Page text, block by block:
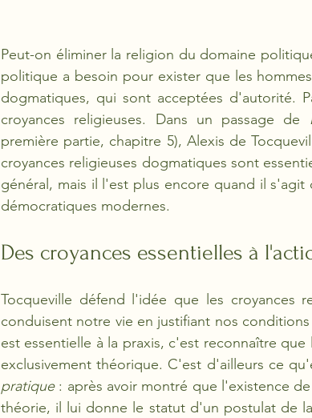
Peut-on éliminer la religion du domaine
politique a besoin pour exister que les
dogmatiques, qui sont acceptées d'autorité.
croyances religieuses. Dans un passage de
première partie, chapitre 5), Alexis de
croyances religieuses dogmatiques sont
général, mais il l'est plus encore quand il
démocratiques modernes.
Des croyances essentielles à
Tocqueville défend l'idée que les croyances
conduisent notre vie en justifiant nos
est essentielle à la praxis, c'est reconnaître
exclusivement théorique. C'est d'ailleurs ce
pratique : après avoir montré que l'existence
théorie, il lui donne le statut d'un postulat de